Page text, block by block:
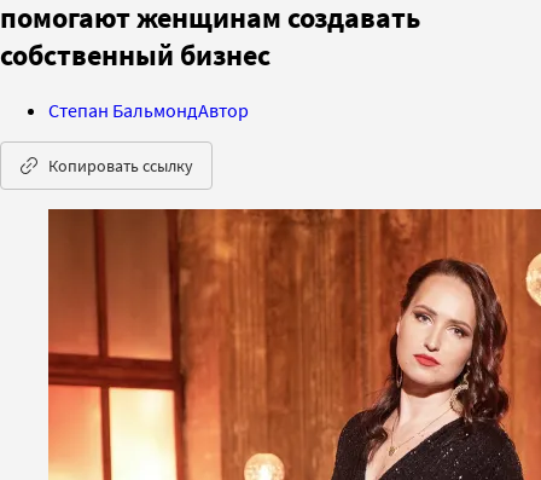
помогают женщинам создавать
собственный бизнес
Степан БальмондАвтор
Копировать ссылку